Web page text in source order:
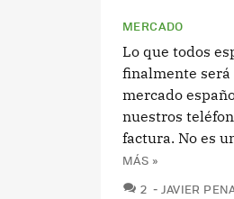
MERCADO
Lo que todos
finalmente será
mercado
nuestros
factura. No es
MÁS »
2 COMENTARIOS
JAVIER